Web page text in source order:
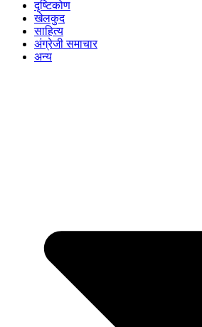
दृष्टिकोण
खेलकुद
साहित्य
अंग्रेजी समाचार
अन्य